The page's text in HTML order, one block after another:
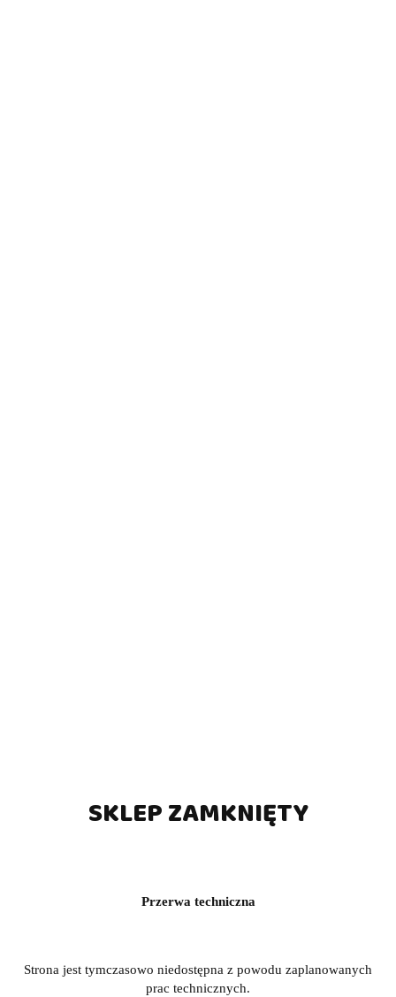
SKLEP ZAMKNIĘTY
Przerwa techniczna
Strona jest tymczasowo niedostępna z powodu zaplanowanych
prac technicznych.